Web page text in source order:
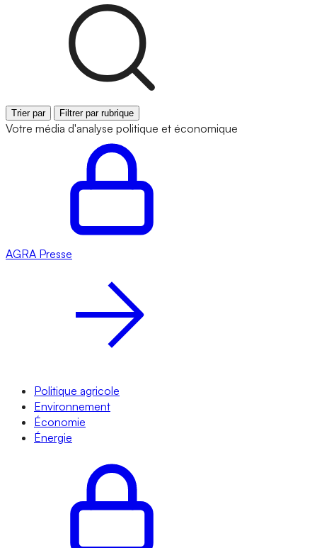
Trier par Filtrer par rubrique
Votre média d'analyse politique et économique
AGRA Presse
Politique agricole
Environnement
Économie
Énergie